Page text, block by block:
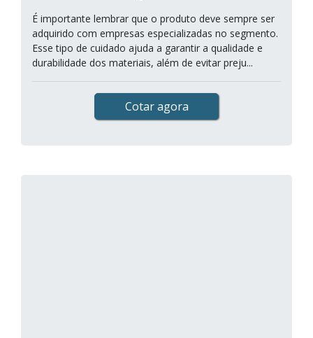
É importante lembrar que o produto deve sempre ser
adquirido com empresas especializadas no segmento.
Esse tipo de cuidado ajuda a garantir a qualidade e
durabilidade dos materiais, além de evitar preju...
Cotar agora